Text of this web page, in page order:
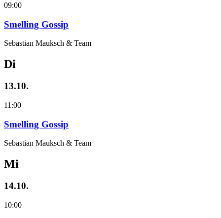
09:00
Smelling Gossip
Sebastian Mauksch & Team
Di
13.10.
11:00
Smelling Gossip
Sebastian Mauksch & Team
Mi
14.10.
10:00